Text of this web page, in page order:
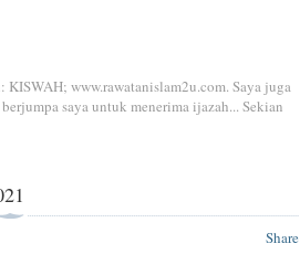
www.rawatanislam2u.com. Saya juga
saya untuk menerima ijazah... Sekian
Share